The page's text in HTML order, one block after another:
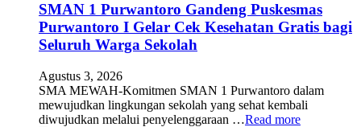
SMAN 1 Purwantoro Gandeng Puskesmas
Purwantoro I Gelar Cek Kesehatan Gratis bagi
Seluruh Warga Sekolah
Agustus 3, 2026
SMA MEWAH-Komitmen SMAN 1 Purwantoro dalam
mewujudkan lingkungan sekolah yang sehat kembali
diwujudkan melalui penyelenggaraan …Read more